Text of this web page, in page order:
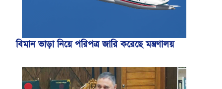
বিমান ভাড়া নিয়ে পরিপত্র জারি করেছে মন্ত্রণালয়